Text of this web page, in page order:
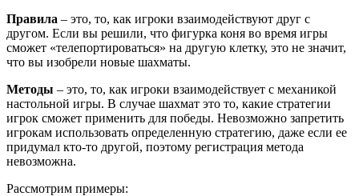
Правила – это, то, как игроки взаимодействуют друг с
другом. Если вы решили, что фигурка коня во время игры
сможет «телепортироваться» на другую клетку, это не значит,
что вы изобрели новые шахматы.
Методы – это, то, как игроки взаимодействует с механикой
настольной игры. В случае шахмат это то, какие стратегии
игрок сможет применить для победы. Невозможно запретить
игрокам использовать определенную стратегию, даже если ее
придумал кто-то другой, поэтому регистрация метода
невозможна.
Рассмотрим примеры: